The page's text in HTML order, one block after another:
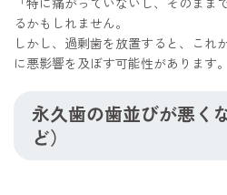
るかもしれません。
しかし、過剰歯を放置すると、これ
に悪影響を及ぼす可能性があります。
永久歯の歯並びが悪く
ど）